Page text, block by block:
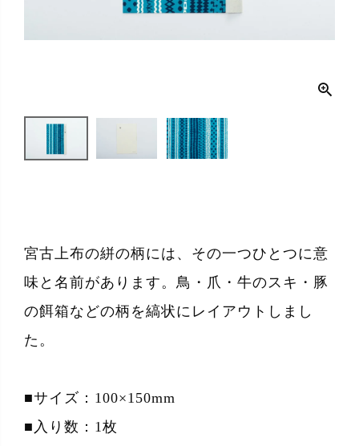
宮古上布の絣の柄には、その一つひとつに意
味と名前があります。鳥・爪・牛のスキ・豚
の餌箱などの柄を縞状にレイアウトしまし
た。
■サイズ：100×150mm
■入り数：1枚